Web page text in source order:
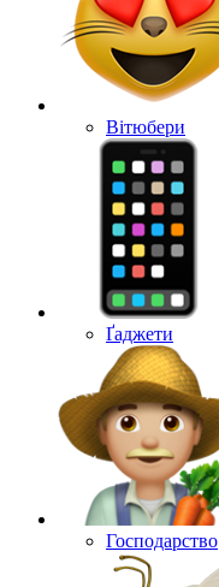
Вітюбери
Ґаджети
Господарство